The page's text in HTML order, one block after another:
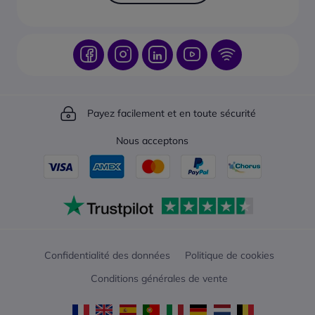
Payez facilement et en toute sécurité
Nous acceptons
Confidentialité des données
Politique de cookies
Conditions générales de vente